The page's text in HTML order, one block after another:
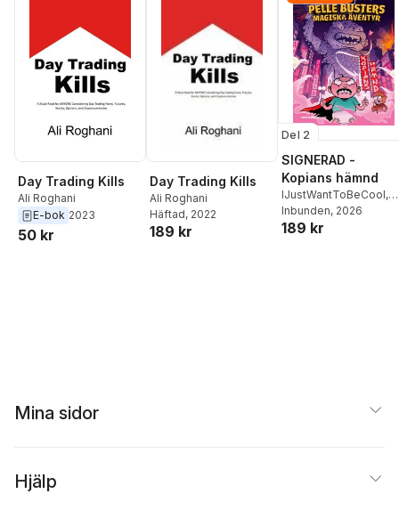
Day Trading Kills
Ali Roghani
E-bok 2023
50 kr
Day Trading Kills
Ali Roghani
Häftad, 2022
189 kr
Del 2
SIGNERAD -
Kopians hämnd
IJustWantToBeCool,
Joel Adolphson
Ejdemo Beer
Inbunden, 2026
189 kr
Mina sidor
Hjälp